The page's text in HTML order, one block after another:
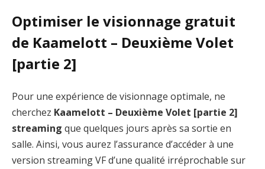
Optimiser le visionnage gratuit
de Kaamelott – Deuxième Volet
[partie 2]
Pour une expérience de visionnage optimale, ne
cherchez Kaamelott – Deuxième Volet [partie 2]
streaming que quelques jours après sa sortie en
salle. Ainsi, vous aurez l’assurance d’accéder à une
version streaming VF d’une qualité irréprochable sur